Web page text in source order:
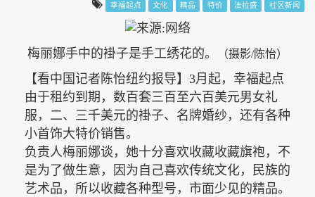
幸福起点 文化 精品 特价 法拉盛 社区新闻
梅丽娜手中的褂子是手工绣花的。 （摄影/陈怡）
【看中国记者陈怡纽约报导】 3月起，幸福起点
由于租约到期，数百套三百至六百美元男女礼
服，二、三千美元的褂子、名牌婚纱，还有各种
小首饰大特价销售。
负责人梅丽娜谈，她十分喜欢收藏收藏旗袍，不
是为了做生意，因为自己喜欢传统文化，民族的
艺术品，所以收藏各种型号，市面少见的精品。